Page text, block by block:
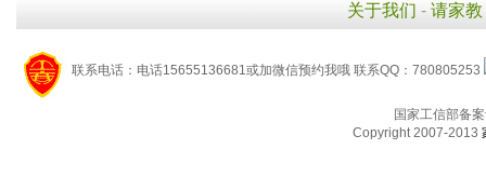
关于我们 - 请家教
联系电话：电话15655136681或加微信预约我哦 联系QQ：780805253
国家工信部备
Copyright 2007-2013